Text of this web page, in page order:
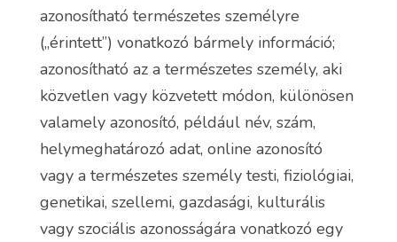
azonosítható természetes személyre
(„érintett”) vonatkozó bármely információ;
azonosítható az a természetes személy, aki
közvetlen vagy közvetett módon, különösen
valamely azonosító, például név, szám,
helymeghatározó adat, online azonosító
vagy a természetes személy testi, fiziológiai,
genetikai, szellemi, gazdasági, kulturális
vagy szociális azonosságára vonatkozó egy